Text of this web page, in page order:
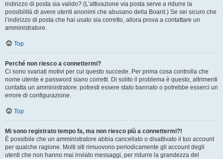
indirizzo di posta sia valido? (L’attivazione via posta serve a ridurre la
possibilità di avere utenti anonimi che abusano della Board.) Se sei sicuro che
l’indirizzo di posta che hai usato sia corretto, allora prova a contattare un
amministratore.
Top
Perché non riesco a connettermi?
Ci sono svariati motivi per cui questo succede. Per prima cosa controlla che
nome utente e password siano corretti. Di solito il problema è questo, altrimenti
contatta un amministratore: potresti essere stato bannato o potrebbe esserci un
errore di configurazione.
Top
Mi sono registrato tempo fa, ma non riesco più a connettermi?!
È possibile che un amministratore abbia cancellato o disattivato il tuo account
per qualche ragione. Molti siti rimuovono periodicamente gli account degli
utenti che non hanno mai inviato messaggi, per ridurre la grandezza del